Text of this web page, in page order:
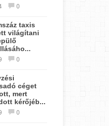
0
taxis
világítani
0
céget
mert
kérőjéb...
0